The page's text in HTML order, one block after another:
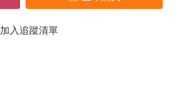
加入追蹤清單